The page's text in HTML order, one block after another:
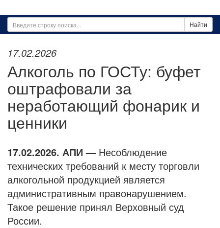
Найти
17.02.2026
Алкоголь по ГОСТу: буфет
оштрафовали за
неработающий фонарик и
ценники
17.02.2026. АПИ — Несоблюдение
технических требований к месту торговли
алкогольной продукцией является
административным правонарушением.
Такое решение принял Верховный суд
России.